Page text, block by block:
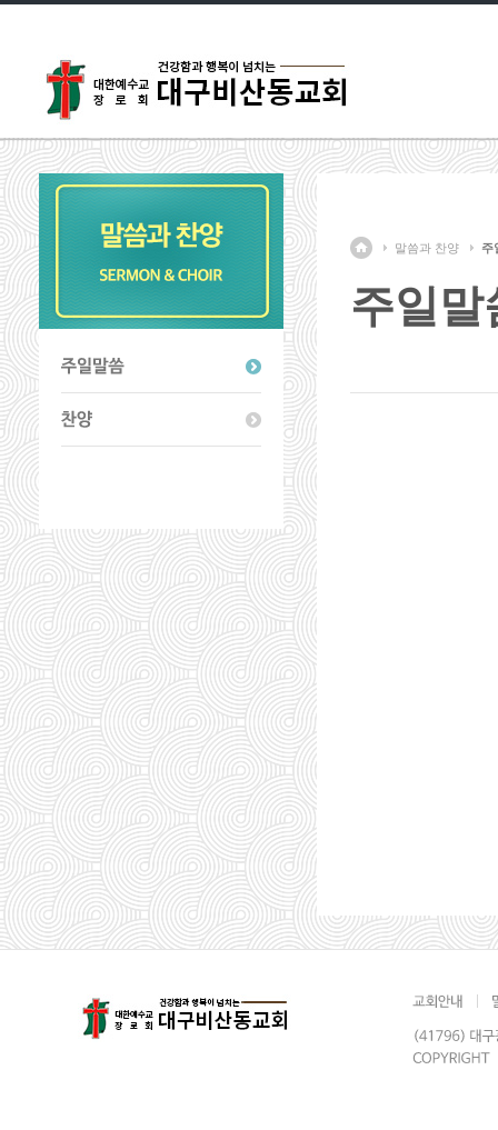
말씀과 찬양 주
주일말